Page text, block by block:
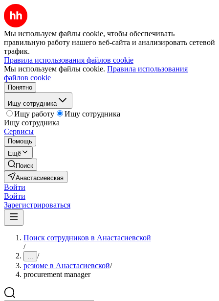
Мы используем файлы cookie, чтобы обеспечивать
правильную работу нашего веб-сайта и анализировать сетевой
трафик.
Правила использования файлов cookie
Мы используем файлы cookie. Правила использования
файлов cookie
Понятно
Ищу сотрудника
Ищу работу
Ищу сотрудника
Ищу сотрудника
Сервисы
Помощь
Ещё
Поиск
Анастасиевская
Войти
Войти
Зарегистрироваться
Поиск сотрудников в Анастасиевской
/
... /
резюме в Анастасиевской/
procurement manager